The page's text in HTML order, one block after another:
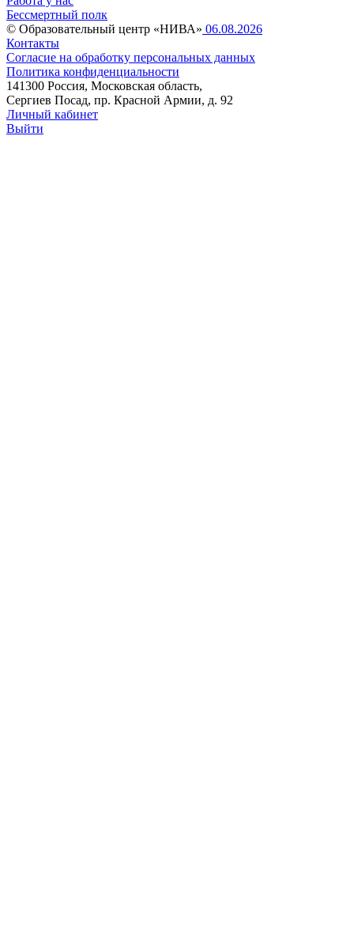
Бессмертный полк
© Образовательный центр «НИВА» 06.08.2026
Контакты
Согласие на обработку персональных данных
Политика конфиденциальности
141300 Россия, Московская область,
Сергиев Посад, пр. Красной Армии, д. 92
Личный кабинет
Выйти